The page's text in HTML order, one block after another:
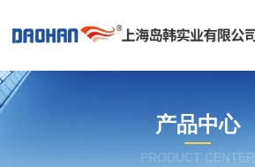
产品中心
PRODUCT CENTER